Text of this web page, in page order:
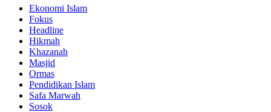
Ekonomi Islam
Fokus
Headline
Hikmah
Khazanah
Masjid
Ormas
Pendidikan Islam
Safa Marwah
Sosok